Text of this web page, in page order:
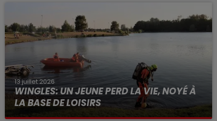
13 juillet 2026
WINGLES: UN JEUNE PERD LA VIE, NOYÉ À
LA BASE DE LOISIRS
La victime a coulé à pic